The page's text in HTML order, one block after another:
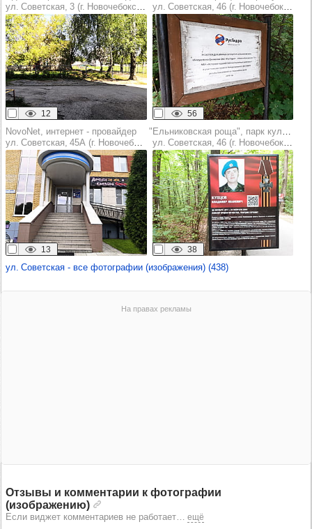
ул. Советская, 3 (г. Новочебоксарск)
12
ул. Советская, 46 (г. Новочебоксарск)
56
NovoNet, интернет - провайдер
ул. Советская, 45А (г. Новочебоксарск)
13
ул. Советская, 46 (г. Новочебоксарск)
38
ул. Советская - все фотографии (изображения) (438)
Отзывы и комментарии к фотографии
(изображению)
Если виджет комментариев не работает ещё